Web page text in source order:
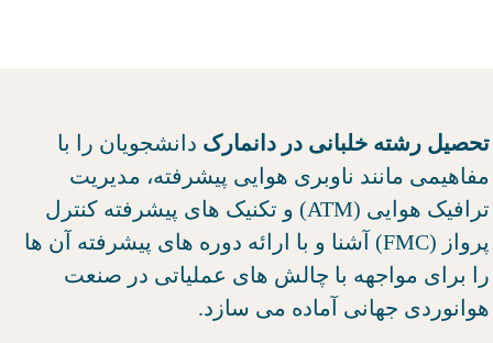
تحصیل رشته خلبانی در دانمارک دانشجویان را با
مفاهیمی مانند ناوبری هوایی پیشرفته، مدیریت
ترافیک هوایی (ATM) و تکنیک های پیشرفته کنترل
پرواز (FMC) آشنا و با ارائه دوره های پیشرفته آن ها
را برای مواجهه با چالش های عملیاتی در صنعت
هوانوردی جهانی آماده می سازد.